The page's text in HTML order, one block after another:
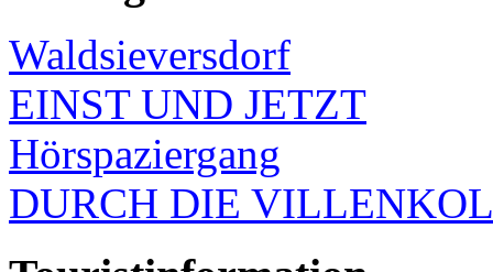
Waldsieversdorf
EINST UND JETZT
Hörspaziergang
DURCH DIE